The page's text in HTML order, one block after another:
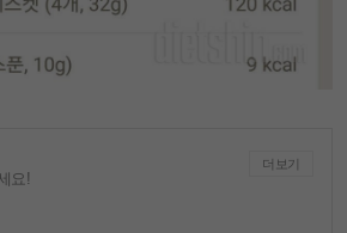
요!
더보기